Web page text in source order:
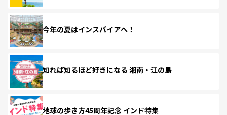
今年の夏はインスパイアへ！
知れば知るほど好きになる 湘南・江の島
地球の歩き方45周年記念 インド特集